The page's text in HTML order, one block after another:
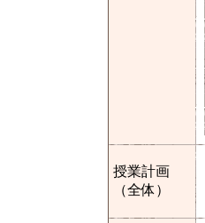
授業計画
（全体）